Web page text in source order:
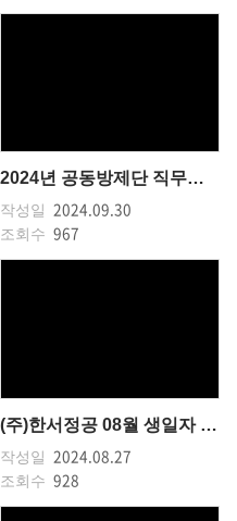
2024년 공동방제단 직무교육
작성일 2024.09.30
조회수 967
(주)한서정공 08월 생일자 이벤트
작성일 2024.08.27
조회수 928